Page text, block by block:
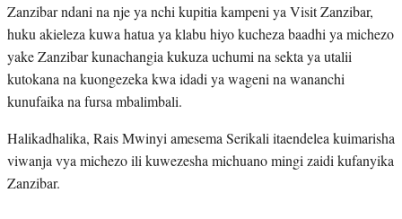
Zanzibar ndani na nje ya nchi kupitia kampeni ya Visit Zanzibar,
huku akieleza kuwa hatua ya klabu hiyo kucheza baadhi ya michezo
yake Zanzibar kunachangia kukuza uchumi na sekta ya utalii
kutokana na kuongezeka kwa idadi ya wageni na wananchi
kunufaika na fursa mbalimbali.
Halikadhalika, Rais Mwinyi amesema Serikali itaendelea kuimarisha
viwanja vya michezo ili kuwezesha michuano mingi zaidi kufanyika
Zanzibar.